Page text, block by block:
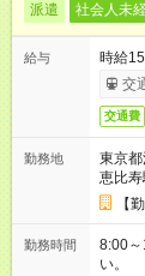
派遣 社会人未
給与
時給
交
交通費
勤務地
東京
恵比寿
【
勤務時間
8:00
い。